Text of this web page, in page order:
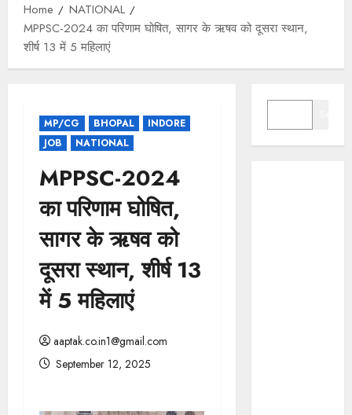
Home
NATIONAL
MPPSC-2024 का परिणाम घोषित, सागर के ऋषव को दूसरा स्थान,
शीर्ष 13 में 5 महिलाएं
MP/CG BHOPAL
INDORE
JOB
NATIONAL
MPPSC-2024
का परिणाम घोषित,
सागर के ऋषव को
दूसरा स्थान, शीर्ष 13
में 5 महिलाएं
aaptak.co.in1@gmail.com
September 12, 2025